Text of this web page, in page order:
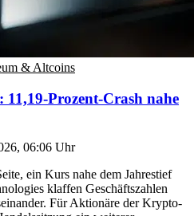
& Altcoins
11,19-Prozent-Crash nahe
06:06 Uhr
ein Kurs nahe dem Jahrestief
klaffen Geschäftszahlen
Für Aktionäre der Krypto-